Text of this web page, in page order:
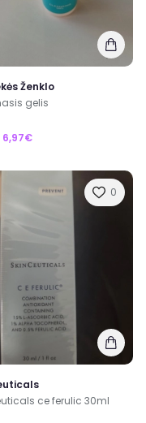
Ženklo
gelis
6,97€
0
ce ferulic 30ml